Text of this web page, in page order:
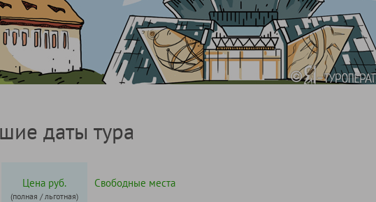
даты тура
Цена руб.
(полная / льготная)
Свободные места